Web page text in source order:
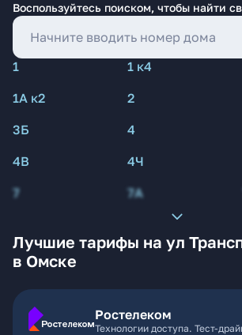
Воспользуйтесь поиском, чтобы найти
1 1 к4
1А к2
2
3Б
4
4В
4Ч
7
7А
Лучшие тарифы на ул
в Омске
Ростелеком
Технологии доступа. Тест-